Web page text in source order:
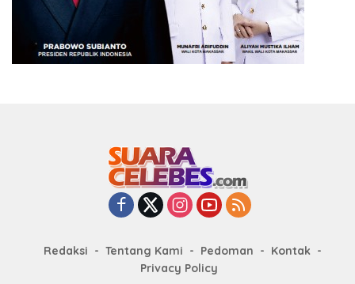
Redaksi Tentang Kami Pedoman
Kontak
Privacy Policy